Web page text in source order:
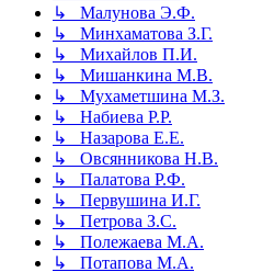
↳ Малунова Э.Ф.
↳ Минхаматова З.Г.
↳ Михайлов П.И.
↳ Мишанкина М.В.
↳ Мухаметшина М.З.
↳ Набиева Р.Р.
↳ Назарова Е.Е.
↳ Овсянникова Н.В.
↳ Палатова Р.Ф.
↳ Первушина И.Г.
↳ Петрова З.С.
↳ Полежаева М.А.
↳ Потапова М.А.